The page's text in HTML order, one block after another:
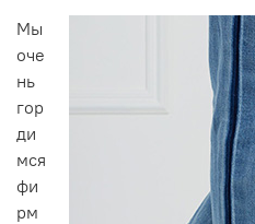
Мы
оче
нь
гор
ди
мся
фи
рм